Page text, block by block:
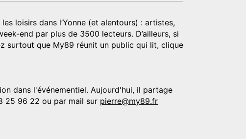
loisirs dans l’Yonne (et alentours) : artistes,
end par plus de 3500 lecteurs. D’ailleurs, si
surtout que My89 réunit un public qui lit, clique
dans l'événementiel. Aujourd'hui, il partage
25 96 22 ou par mail sur pierre@my89.fr